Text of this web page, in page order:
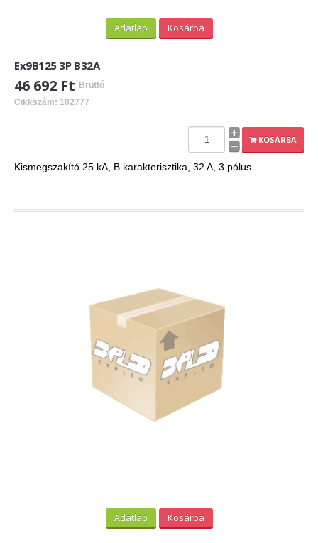
Adatlap Kosárba
Ex9B125 3P B32A
46 692 Ft Bruttó
Cikkszám: 102777
KOSÁRBA
Kismegszakító 25 kA, B karakterisztika, 32 A, 3 pólus
Adatlap Kosárba